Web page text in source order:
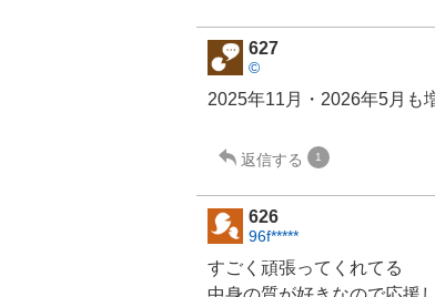
627
©️
2025年11月・2026年5月も
返信する 1
626
96f*****
すごく頑張ってくれてる